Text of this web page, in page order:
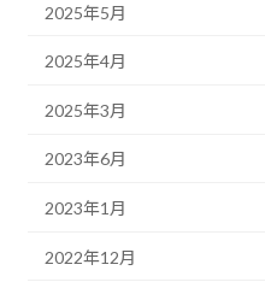
2025年5月
2025年4月
2025年3月
2023年6月
2023年1月
2022年12月